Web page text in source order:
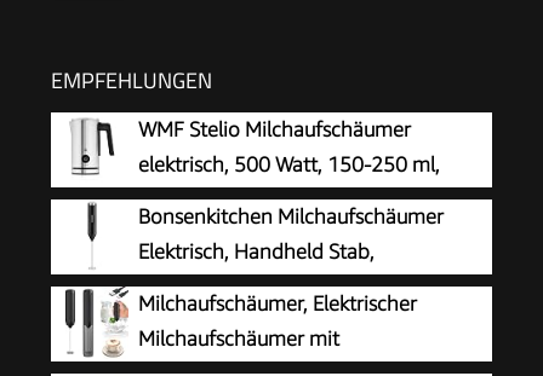
EMPFEHLUNGEN
WMF Stelio Milchaufschäumer
elektrisch, 500 Watt, 150-250 ml,
Antihaftbeschichtung, kabellos, für
Milchschaum heiss und kalt, heiße Schokolade,
cromargan matt/silber
Bonsenkitchen Milchaufschäumer
Elektrisch, Handheld Stab,
Batteriebetrieben
Milchaufschäumer, Elektrischer
Milchaufschäumer mit